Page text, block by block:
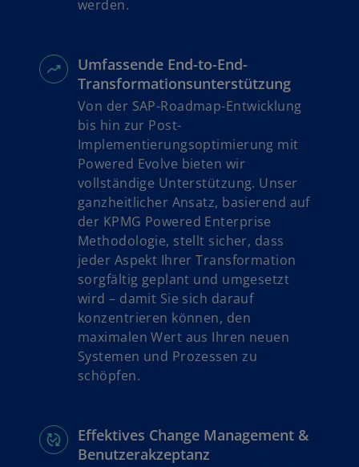
f
n
e
werden.
Umfassende End-to-End-
Transformationsunterstützung
Von der SAP-Roadmap-Entwicklung
bis hin zur Post-
Implementierungsoptimierung mit
Powered Evolve bieten wir
vollständige Unterstützung. Unser
ganzheitlicher Ansatz, basierend auf
der KPMG Powered Enterprise
Methodologie, stellt sicher, dass
jeder Aspekt Ihrer Transformation
sorgfältig geplant und umgesetzt
wird – damit Sie sich darauf
konzentrieren können, den
maximalen Wert aus Ihren neuen
Systemen und Prozessen zu
schöpfen.
Effektives Change Management &
Benutzerakzeptanz